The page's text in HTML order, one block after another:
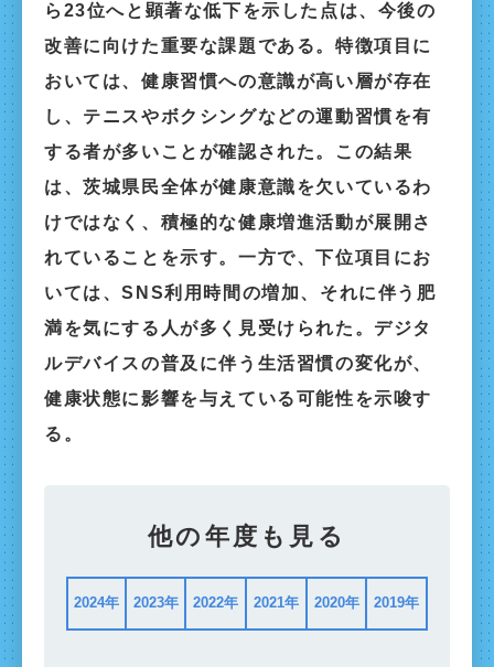
ら23位へと顕著な低下を示した点は、今後の
改善に向けた重要な課題である。特徴項目に
おいては、健康習慣への意識が高い層が存在
し、テニスやボクシングなどの運動習慣を有
する者が多いことが確認された。この結果
は、茨城県民全体が健康意識を欠いているわ
けではなく、積極的な健康増進活動が展開さ
れていることを示す。一方で、下位項目にお
いては、SNS利用時間の増加、それに伴う肥
満を気にする人が多く見受けられた。デジタ
ルデバイスの普及に伴う生活習慣の変化が、
健康状態に影響を与えている可能性を示唆す
る。
他の年度も見る
2024年 2023年 2022年 2021年 2020年 2019年